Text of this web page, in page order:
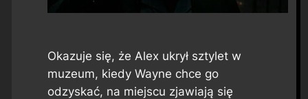
Okazuje się, że Alex ukrył sztylet w
muzeum, kiedy Wayne chce go
odzyskać, na miejscu zjawiają się